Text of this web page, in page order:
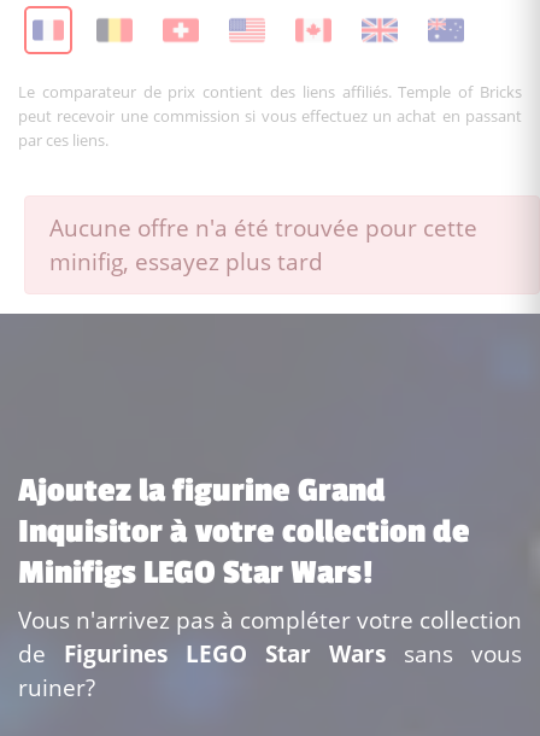
Le comparateur de prix contient des liens affiliés. Temple of Bricks
peut recevoir une commission si vous effectuez un achat en passant
par ces liens.
Aucune offre n'a été trouvée pour cette
minifig, essayez plus tard
Ajoutez la figurine Grand
Inquisitor à votre collection de
Minifigs LEGO Star Wars!
Vous n'arrivez pas à compléter votre collection
de Figurines LEGO Star Wars sans vous
ruiner?